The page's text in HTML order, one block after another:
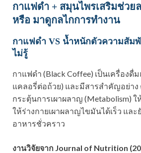
กาแฟดำ + สมุนไพรเสริมช่วย
หรือ มาดูกลไกการทำงาน
กาแฟดำ VS น้ำหนักตัวความสัม
ไม่รู้
กาแฟดำ (Black Coffee) เป็นเครื่องดื่
แคลอรี่ต่อถ้วย) และมีสารสำคัญอย่าง
กระตุ้นการเผาผลาญ (Metabolism)
ให้ร่างกายเผาผลาญไขมันได้เร็ว แล
อาหารชั่วคราว
งานวิจัยจาก Journal of Nutrition